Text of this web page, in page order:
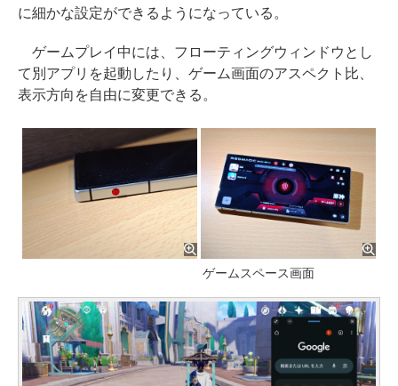
に細かな設定ができるようになっている。
ゲームプレイ中には、フローティングウィンドウとし
て別アプリを起動したり、ゲーム画面のアスペクト比、
表示方向を自由に変更できる。
ゲームスペース画面